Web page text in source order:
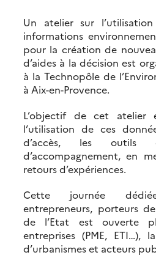
Un atelier sur
informations
pour la création de
d’aides à la décision est
à la Technopôle de
à Aix-en-Provence.
L’objectif de cet atelier
l’utilisation de ces
d’accès, les outils
d’accompagnement, en
retours d’expériences.
Cette journée
entrepreneurs, porteurs
de l’Etat est ouverte
entreprises (PME, ETI…),
d’urbanismes et acteurs